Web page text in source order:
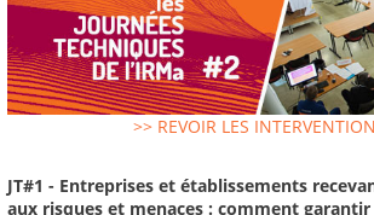
>> REVOIR LES
JT#1 - Entreprises et établissements
aux risques et menaces : comment